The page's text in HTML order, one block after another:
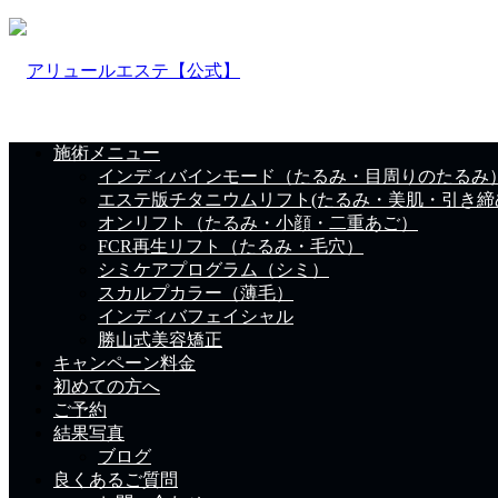
施術メニュー
インディバインモード（たるみ・目周りのたるみ
エステ版チタニウムリフト(たるみ・美肌・引き
オンリフト（たるみ・小顔・二重あご）
FCR再生リフト（たるみ・毛穴）
シミケアプログラム（シミ）
スカルプカラー（薄毛）
インディバフェイシャル
勝山式美容矯正
キャンペーン料金
初めての方へ
ご予約
結果写真
ブログ
良くあるご質問